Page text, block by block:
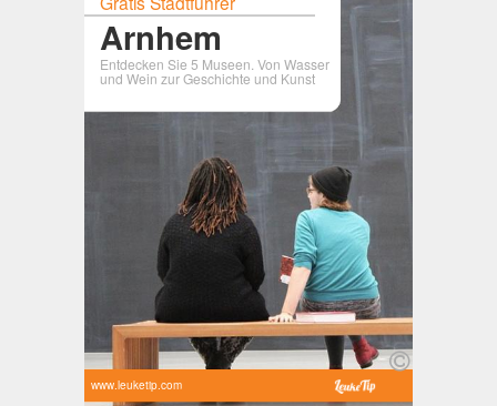
Arnhem
Entdecken Sie 5 Museen. Von Wasser
und Wein zur Geschichte und Kunst
www.leuketip.com